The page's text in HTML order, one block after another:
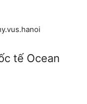
tế Ocean